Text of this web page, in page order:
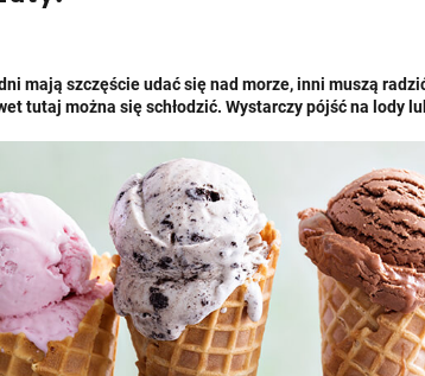
mają szczęście udać się nad morze, inni muszą
tutaj można się schłodzić. Wystarczy pójść na lody